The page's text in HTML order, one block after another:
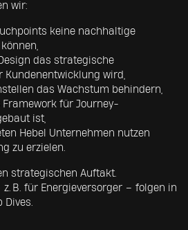
wir:
keine nachhaltige
das strategische
Kundenentwicklung wird,
das Wachstum behindern,
für Journey-
ist,
Hebel Unternehmen nutzen
zu erzielen.
strategischen Auftakt.
B. für Energieversorger – folgen in
Dives.